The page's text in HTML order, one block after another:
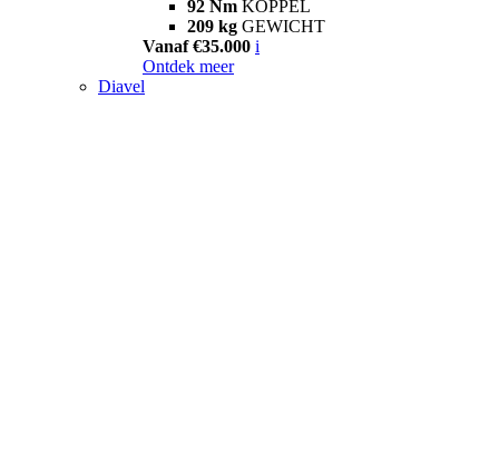
92 Nm KOPPEL
209 kg GEWICHT
Vanaf €35.000 i
Ontdek meer
Diavel